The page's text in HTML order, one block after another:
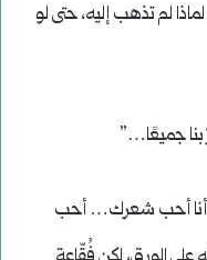
لم تذهب إليه، حتى لو
بنا جميعًا…”
“أنا أحب شعرك… أحب